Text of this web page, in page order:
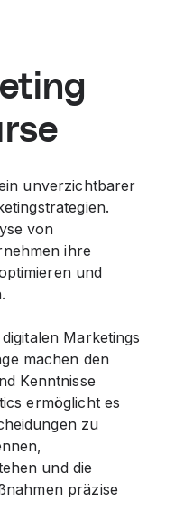
unverzichtbarer
von
ihre
und
Marketings
machen den
Kenntnisse
ermöglicht es
zu
und die
präzise